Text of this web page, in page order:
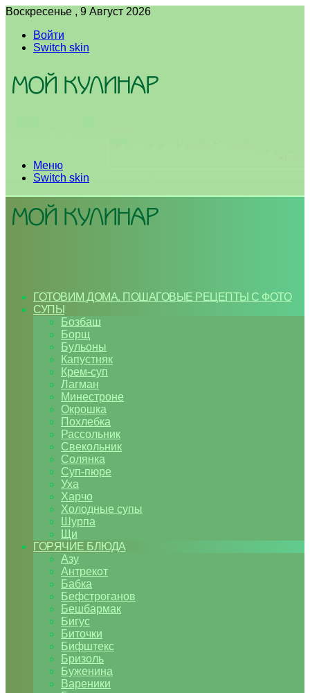
Воскресенье , 9 Август 2026
Войти
Switch skin
Меню
Switch skin
ГОТОВИМ ДОМА. ПОШАГОВЫЕ РЕЦЕПТЫ С ФОТО
СУПЫ
Бозбаш
Борщ
Бульоны
Капустняк
Крем-суп
Лагман
Минестроне
Окрошка
Похлебка
Рассольник
Свекольник
Солянка
Суп-пюре
Уха
Харчо
Холодные супы
Шурпа
Щи
ГОРЯЧИЕ БЛЮДА
Азу
Антрекот
Бабка
Бефстроганов
Бешбармак
Бигус
Биточки
Бифштекс
Бризоль
Буженина
Вареники